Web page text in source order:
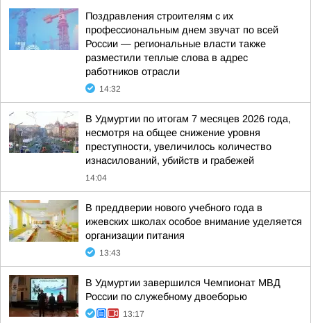
Поздравления строителям с их
профессиональным днем звучат по всей
России — региональные власти также
разместили теплые слова в адрес
работников отрасли
14:32
В Удмуртии по итогам 7 месяцев 2026 года,
несмотря на общее снижение уровня
преступности, увеличилось количество
изнасилований, убийств и грабежей
14:04
В преддверии нового учебного года в
ижевских школах особое внимание уделяется
организации питания
13:43
В Удмуртии завершился Чемпионат МВД
России по служебному двоеборью
13:17